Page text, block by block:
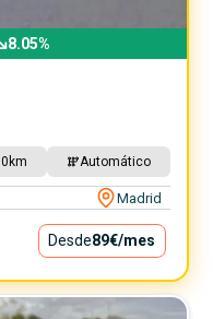
8.05%
km Automático
Madrid
Desde89€/mes